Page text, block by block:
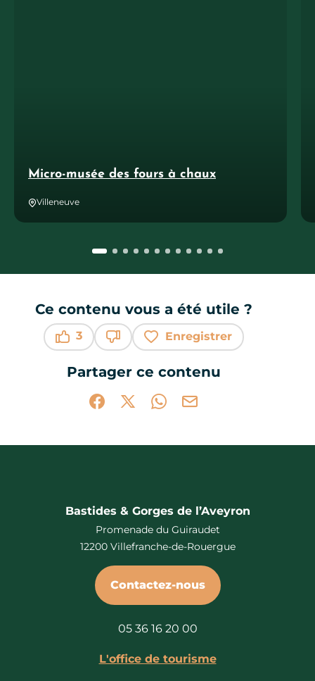
Micro-musée des fours à chaux
Villeneuve
Ce contenu vous a été utile ?
3
Enregistrer
Partager ce contenu
Partager sur Facebook (nouvelle
Partager sur X / Twitter (nouvelle
Partager sur WhatsApp
Partager par mail
Bastides & Gorges de l’Aveyron
Promenade du Guiraudet
12200 Villefranche-de-Rouergue
Contactez-nous
05 36 16 20 00
L'office de tourisme